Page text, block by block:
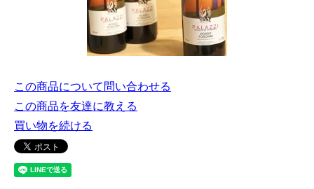
この商品について問い合わせる
この商品を友達に教える
買い物を続ける